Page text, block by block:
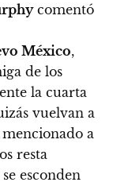
comentó
México,
de los
la cuarta
vuelvan a
a
resta
se esconden